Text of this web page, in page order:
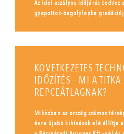
Az idei aszályos időjárás kedvez
gyapottok-bagolylepke
KÖVETKEZETES
IDŐZÍTÉS - MI A
REPCEÁTLAGNAK?
Miközben az ország számos
évre újabb kihívások elé állítja